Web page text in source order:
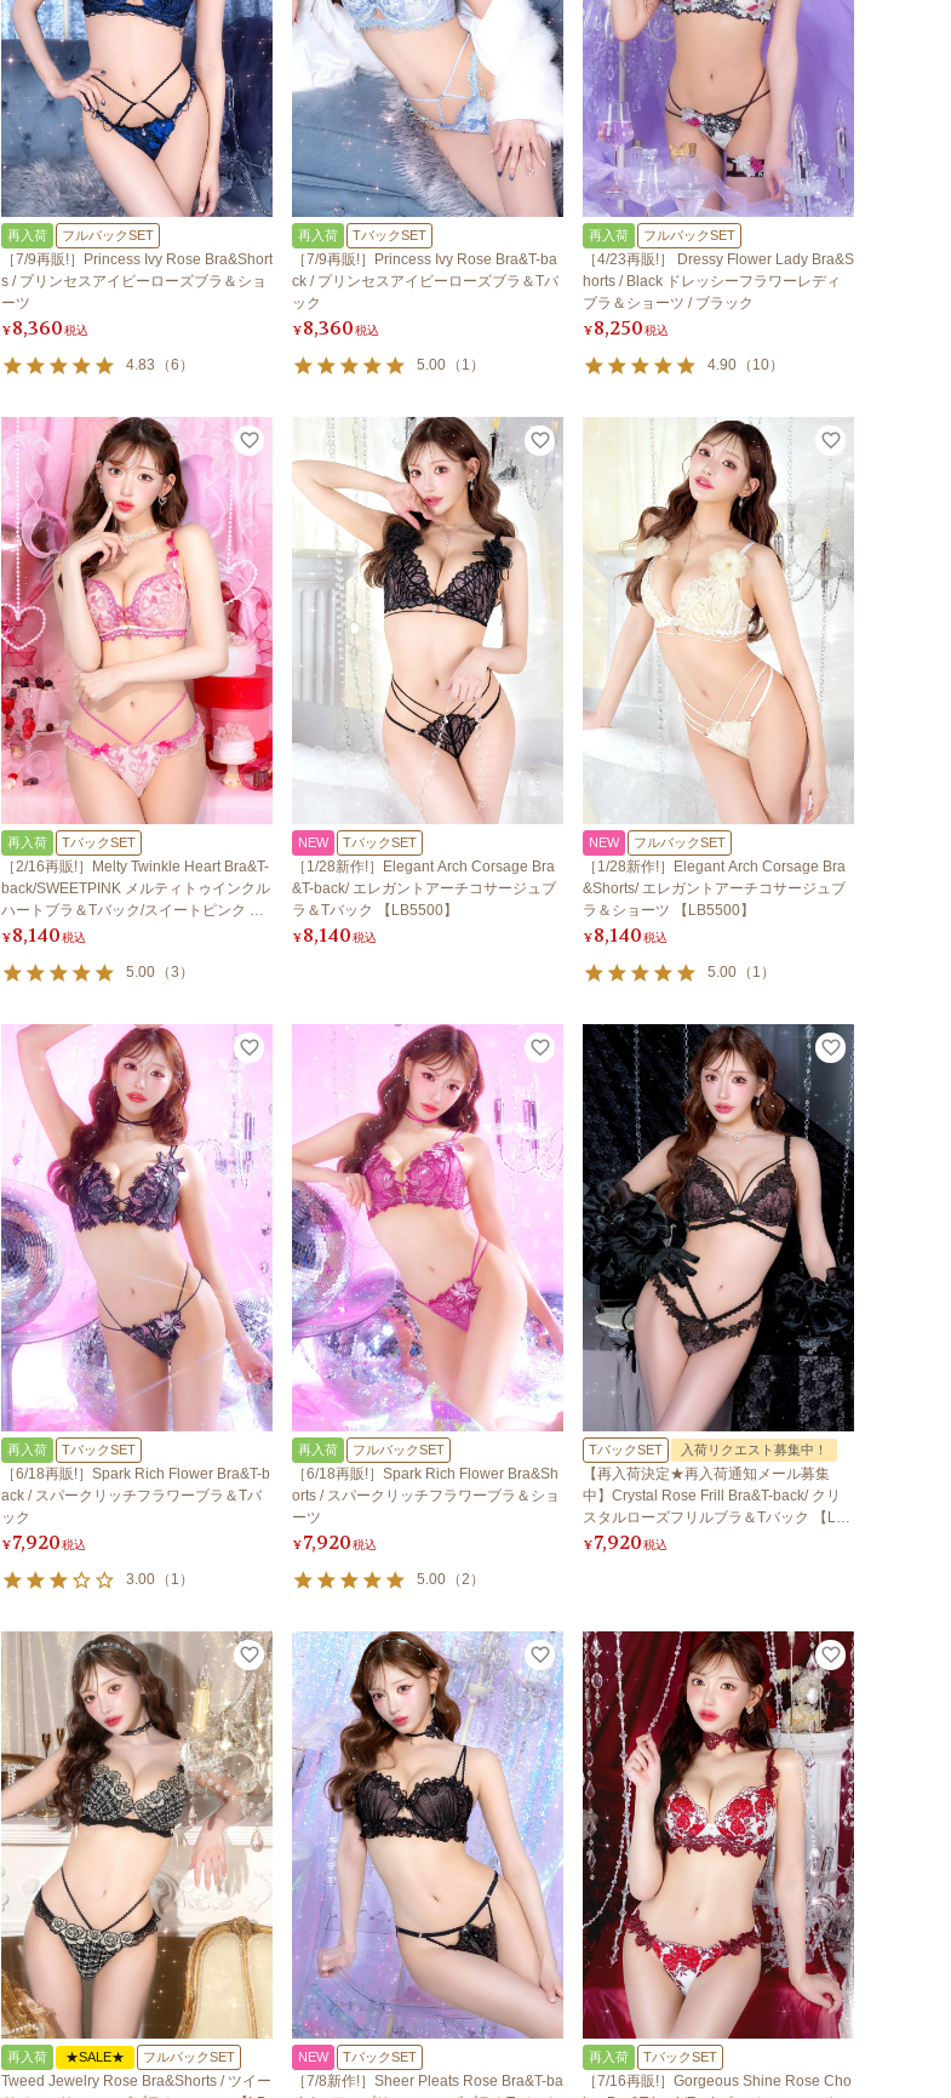
再入荷 フルバックSET
［7/9再販!］Princess Ivy Rose Bra&Short
s / プリンセスアイビーローズブラ＆ショ
ーツ
¥8,360税込
4.83 （6 ）
再入荷 TバックSET
［7/9再販!］Princess Ivy Rose Bra&T-ba
ck / プリンセスアイビーローズブラ＆Tバ
ック
¥8,360税込
5.00 （ 1 ）
再入荷 フルバックSET
［4/23再販!］ Dressy Flower Lady Bra&S
horts / Black ドレッシーフラワーレディ
ブラ＆ショーツ / ブラック
¥8,250税込
4.90 （ 10）
再入荷 TバックSET
［2/16再販!］Melty Twinkle Heart Bra&T-
back/SWEETPINK メルティトゥインクル
ハートブラ＆Tバック/スイートピンク 【L
B5500】
¥8,140税込
5.00 （3 ）
NEW TバックSET
［1/28新作!］Elegant Arch Corsage Bra
&T-back/ エレガントアーチコサージュブ
ラ＆Tバック 【LB5500】
¥8,140税込
NEW フルバックSET
［1/28新作!］Elegant Arch Corsage Bra
&Shorts/ エレガントアーチコサージュブ
ラ＆ショーツ 【LB5500】
¥8,140税込
5.00 （ 1 ）
再入荷 TバックSET
［6/18再販!］Spark Rich Flower Bra&T-b
ack / スパークリッチフラワーブラ＆Tバ
ック
¥7,920税込
3.00 （ 1 ）
再入荷 フルバックSET
［6/18再販!］Spark Rich Flower Bra&Sh
orts / スパークリッチフラワーブラ＆ショ
ーツ
¥7,920税込
5.00 （2 ）
TバックSET 入荷リクエスト募集中！
【再入荷決定★再入荷通知メール募集
中】Crystal Rose Frill Bra&T-back/ クリ
スタルローズフリルブラ＆Tバック 【LB5
500】
¥7,920税込
再入荷 ★SALE★ フルバックSET
Tweed Jewelry Rose Bra&Shorts / ツイー
NEW TバックSET
［7/8新作!］Sheer Pleats Rose Bra&T-ba
再入荷 TバックSET
［7/16再販!］Gorgeous Shine Rose Cho